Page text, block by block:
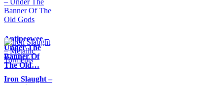
Antipeewee –
Under The
Banner Of
The Old…
Iron Slaught –